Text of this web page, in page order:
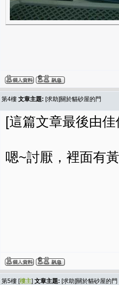
第4樓 文章主題: [求助]關於貓砂屋的門
[這篇文章最後由
嗯~討厭，裡面有
第5樓 [樓主] 文章主題: [求助]關於貓砂屋的門